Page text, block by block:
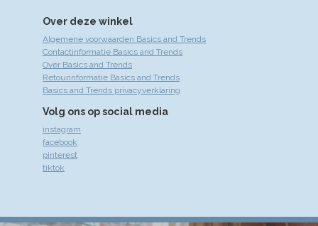
Over deze winkel
Algemene voorwaarden Basics and Trends
Contactinformatie Basics and Trends
Over Basics and Trends
Retourinformatie Basics and Trends
Basics and Trends privacyverklaring
Volg ons op social media
instagram
facebook
pinterest
tiktok